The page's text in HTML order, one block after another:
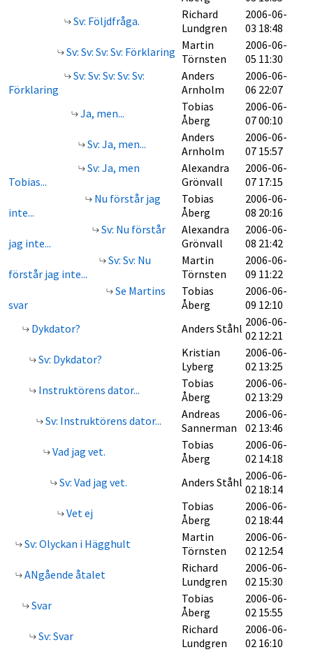
Sv: Följdfråga.
Richard
Lundgren
2006-06-
03 18:48
Sv: Sv: Sv: Sv: Förklaring Martin
Törnsten
2006-06-
05 11:30
Sv: Sv: Sv: Sv: Sv:
Förklaring
Anders
Arnholm
2006-06-
06 22:07
Ja, men...
Tobias
Åberg
2006-06-
07 00:10
Sv: Ja, men...
Anders
Arnholm
2006-06-
07 15:57
Sv: Ja, men
Tobias...
Alexandra
Grönvall
2006-06-
07 17:15
Nu förstår jag
inte...
Tobias
Åberg
2006-06-
08 20:16
Sv: Nu förstår
jag inte...
Alexandra
Grönvall
2006-06-
08 21:42
Sv: Sv: Nu
förstår jag inte...
Martin
Törnsten
2006-06-
09 11:22
Se Martins
svar
Tobias
Åberg
2006-06-
09 12:10
Dykdator?
Anders Ståhl 2006-06-
02 12:21
Sv: Dykdator?
Kristian
Lyberg
2006-06-
02 13:25
Instruktörens dator...
Tobias
Åberg
2006-06-
02 13:29
Sv: Instruktörens dator...
Andreas
Sannerman
2006-06-
02 13:46
Vad jag vet.
Tobias
Åberg
2006-06-
02 14:18
Sv: Vad jag vet.
Anders Ståhl 2006-06-
02 18:14
Vet ej
Tobias
Åberg
2006-06-
02 18:44
Sv: Olyckan i Hägghult
Martin
Törnsten
2006-06-
02 12:54
ANgående åtalet
Richard
Lundgren
2006-06-
02 15:30
Svar
Tobias
Åberg
2006-06-
02 15:55
Sv: Svar
Richard
Lundgren
2006-06-
02 16:10